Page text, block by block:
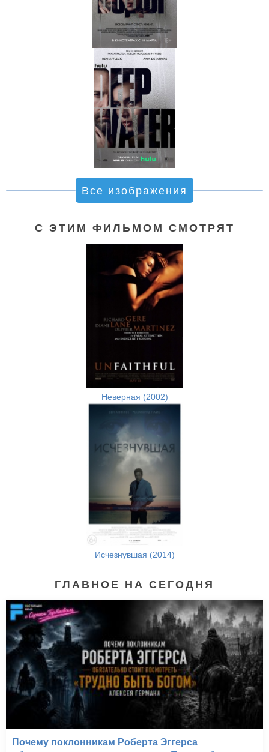
Все изображения
С ЭТИМ ФИЛЬМОМ СМОТРЯТ
Неверная (2002)
Исчезнувшая (2014)
ГЛАВНОЕ НА СЕГОДНЯ
Почему поклонникам Роберта Эггерса